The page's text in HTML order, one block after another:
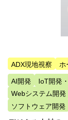
ADX現地視察 ホ
AI開発 IoT開発
Webシステム開発
ソフトウェア開発